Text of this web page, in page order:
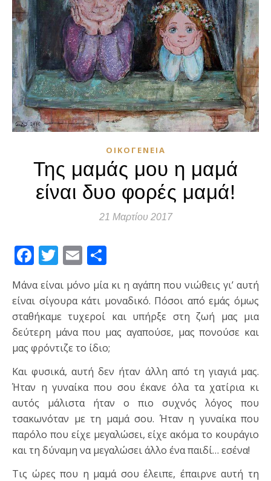
ΟΙΚΟΓΈΝΕΙΑ
Της μαμάς μου η μαμά
είναι δυο φορές μαμά!
21 Μαρτίου 2017
Facebook
Twitter
Email
Μάνα είναι μόνο μία κι η αγάπη που νιώθεις γι’ αυτή
είναι σίγουρα κάτι μοναδικό. Πόσοι από εμάς όμως
σταθήκαμε τυχεροί και υπήρξε στη ζωή μας μια
δεύτερη μάνα που μας αγαπούσε, μας πονούσε και
μας φρόντιζε το ίδιο;
Και φυσικά, αυτή δεν ήταν άλλη από τη γιαγιά μας.
Ήταν η γυναίκα που σου έκανε όλα τα χατίρια κι
αυτός μάλιστα ήταν ο πιο συχνός λόγος που
τσακωνόταν με τη μαμά σου. Ήταν η γυναίκα που
παρόλο που είχε μεγαλώσει, είχε ακόμα το κουράγιο
και τη δύναμη να μεγαλώσει άλλο ένα παιδί… εσένα!
Τις ώρες που η μαμά σου έλειπε, έπαιρνε αυτή τη